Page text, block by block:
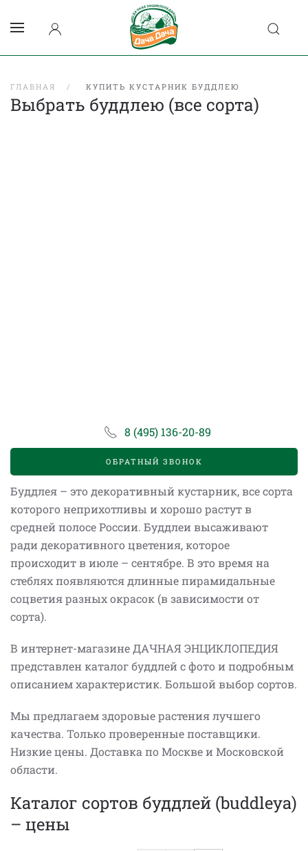
ГЛАВНАЯ КУПИТЬ КУСТАРНИК БУДДЛЕЮ
Выбрать буддлею (все сорта)
8 (495) 136-20-89
ОБРАТНЫЙ ЗВОНОК
Буддлея – это декоративный кустарник, все сорта
которого неприхотливы и хорошо растут в
средней полосе России. Буддлеи высаживают
ради декоративного цветения, которое
происходит в июле – сентябре. В это время на
стеблях появляются длинные пирамидальные
соцветия разных окрасок (в зависимости от
сорта).
В интернет-магазине ДАЧНАЯ ЭНЦИКЛОПЕДИЯ
представлен каталог буддлей с фото и подробным
описанием характеристик. Большой выбор сортов.
Мы предлагаем здоровые растения лучшего
качества. Только проверенные поставщики.
Низкие цены. Доставка по Москве и Московской
области.
Каталог сортов буддлей (buddleya)
– цены